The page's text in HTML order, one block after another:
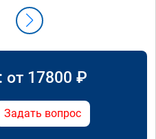
от 17800 ₽
Задать вопрос